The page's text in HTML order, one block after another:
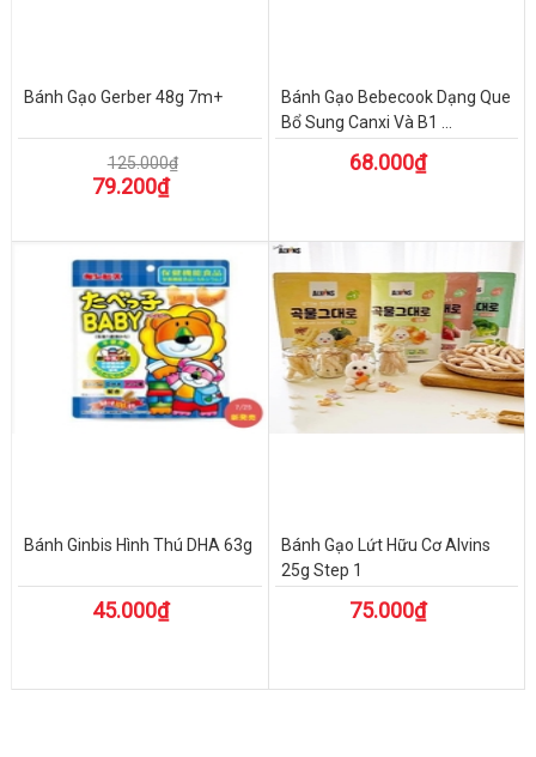
Bánh Gạo Gerber 48g 7m+
125.000₫
79.200₫
Bánh Gạo Bebecook Dạng Que
Bổ Sung Canxi Và B1 ...
68.000₫
Bánh Ginbis Hình Thú DHA 63g
45.000₫
Bánh Gạo Lứt Hữu Cơ Alvins
25g Step 1
75.000₫